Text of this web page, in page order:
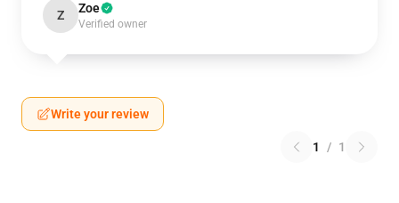
Z Zoe
Verified owner
Write your review
1 / 1